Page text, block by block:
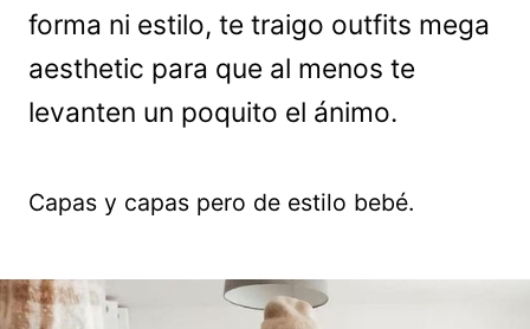
forma ni estilo, te traigo outfits mega
aesthetic para que al menos te
levanten un poquito el ánimo.
Capas y capas pero de estilo bebé.